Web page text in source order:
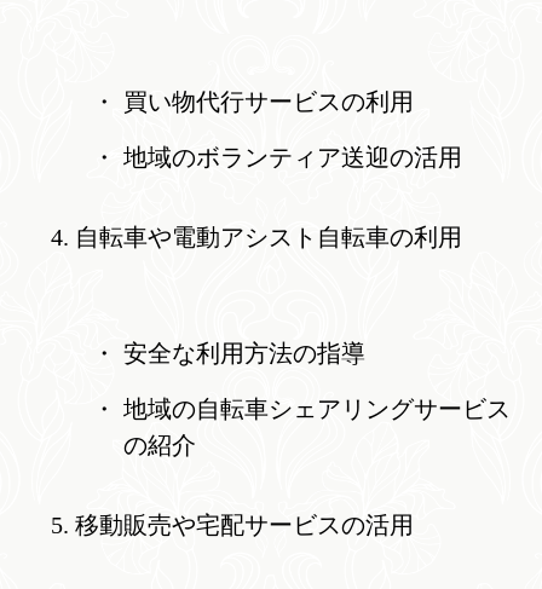
買い物代行サービスの利用
地域のボランティア送迎の活用
自転車や電動アシスト自転車の利用
安全な利用方法の指導
地域の自転車シェアリングサービス
の紹介
移動販売や宅配サービスの活用